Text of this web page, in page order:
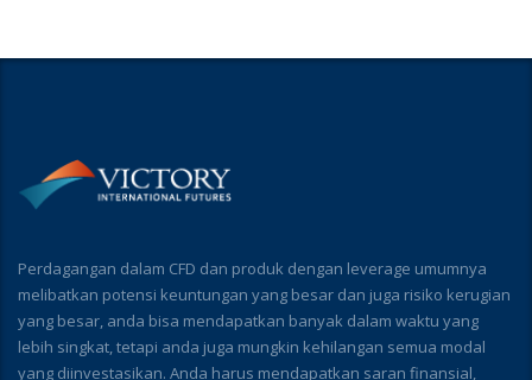
Perdagangan dalam CFD dan produk dengan leverage umumnya
melibatkan potensi keuntungan yang besar dan juga risiko kerugian
yang besar, anda bisa mendapatkan banyak dalam waktu yang
lebih singkat, tetapi anda juga mungkin kehilangan semua modal
yang diinvestasikan. Anda harus mendapatkan saran finansial,